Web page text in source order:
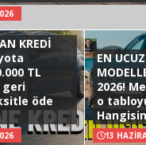
KREDİ
TL
geri
öde
EN
2026!
o
13